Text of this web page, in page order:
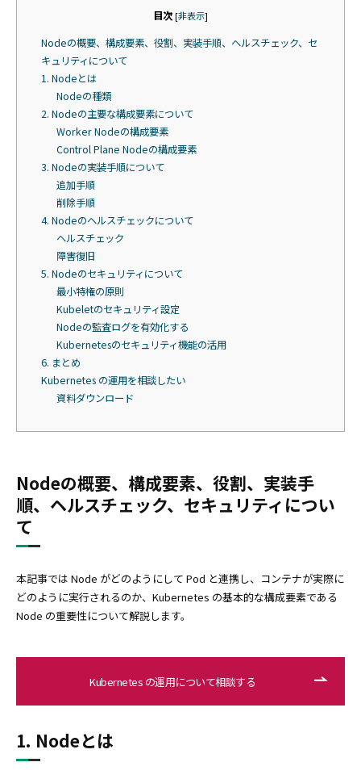
目次[非表示]
Nodeの概要、構成要素、役割、実装手順、ヘルスチェック、セ
キュリティについて
1. Nodeとは
Nodeの種類
2. Nodeの主要な構成要素について
Worker Nodeの構成要素
Control Plane Nodeの構成要素
3. Nodeの実装手順について
追加手順
削除手順
4. Nodeのヘルスチェックについて
ヘルスチェック
障害復旧
5. Nodeのセキュリティについて
最小特権の原則
Kubeletのセキュリティ設定
Nodeの監査ログを有効化する
Kubernetesのセキュリティ機能の活用
6. まとめ
Kubernetes の運用を相談したい
資料ダウンロード
Nodeの概要、構成要素、役割、実装手
順、ヘルスチェック、セキュリティについ
て
本記事では Node がどのようにして Pod と連携し、コンテナが実際に
どのように実行されるのか、Kubernetes の基本的な構成要素である
Node の重要性について解説します。
Kubernetes の運用について相談する
1. Nodeとは